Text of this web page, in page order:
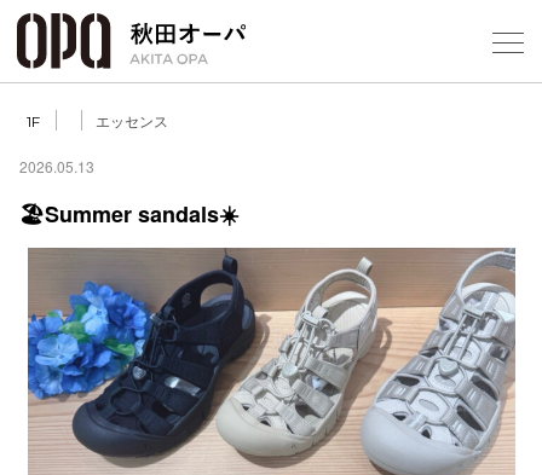
1F エッセンス
2026.05.13
🏖️Summer sandals☀️
フロア
ショッ
レスト
施設案内